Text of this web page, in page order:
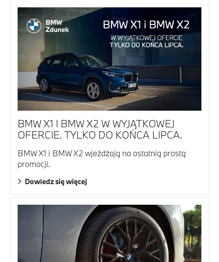
BMW X1 I BMW X2 W WYJĄTKOWEJ
OFERCIE. TYLKO DO KOŃCA LIPCA.
BMW X1 i BMW X2 wjeżdżają na ostatnią prostą
promocji.
Dowiedz się więcej